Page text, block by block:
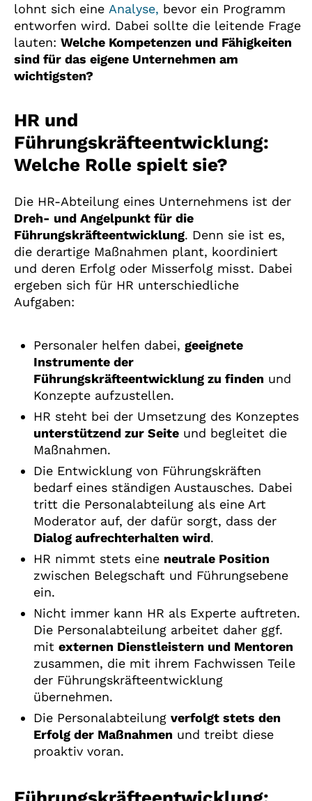
lohnt sich eine Analyse, bevor ein Programm
entworfen wird. Dabei sollte die leitende Frage
lauten: Welche Kompetenzen und Fähigkeiten
sind für das eigene Unternehmen am
wichtigsten?
HR und
Führungskräfteentwicklung:
Welche Rolle spielt sie?
Die HR-Abteilung eines Unternehmens ist der
Dreh- und Angelpunkt für die
Führungskräfteentwicklung. Denn sie ist es,
die derartige Maßnahmen plant, koordiniert
und deren Erfolg oder Misserfolg misst. Dabei
ergeben sich für HR unterschiedliche
Aufgaben:
Personaler helfen dabei, geeignete
Instrumente der
Führungskräfteentwicklung zu finden und
Konzepte aufzustellen.
HR steht bei der Umsetzung des Konzeptes
unterstützend zur Seite und begleitet die
Maßnahmen.
Die Entwicklung von Führungskräften
bedarf eines ständigen Austausches. Dabei
tritt die Personalabteilung als eine Art
Moderator auf, der dafür sorgt, dass der
Dialog aufrechterhalten wird.
HR nimmt stets eine neutrale Position
zwischen Belegschaft und Führungsebene
ein.
Nicht immer kann HR als Experte auftreten.
Die Personalabteilung arbeitet daher ggf.
mit externen Dienstleistern und Mentoren
zusammen, die mit ihrem Fachwissen Teile
der Führungskräfteentwicklung
übernehmen.
Die Personalabteilung verfolgt stets den
Erfolg der Maßnahmen und treibt diese
proaktiv voran.